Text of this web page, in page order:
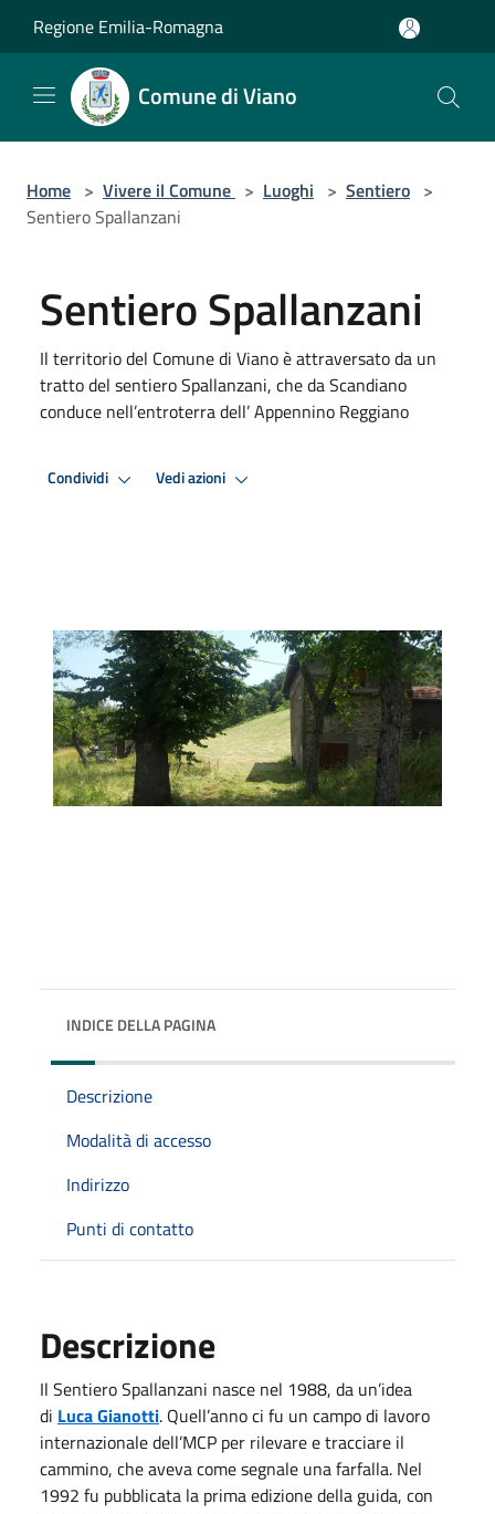
Regione Emilia-Romagna
Comune di Viano
Home > Vivere il Comune > Luoghi > Sentiero >
Sentiero Spallanzani
Sentiero Spallanzani
Il territorio del Comune di Viano è attraversato da un
tratto del sentiero Spallanzani, che da Scandiano
conduce nell’entroterra dell’ Appennino Reggiano
Condividi Vedi azioni
INDICE DELLA PAGINA
Descrizione
Modalità di accesso
Indirizzo
Punti di contatto
Descrizione
Il Sentiero Spallanzani nasce nel 1988, da un’idea
di Luca Gianotti. Quell’anno ci fu un campo di lavoro
internazionale dell’MCP per rilevare e tracciare il
cammino, che aveva come segnale una farfalla. Nel
1992 fu pubblicata la prima edizione della guida, con